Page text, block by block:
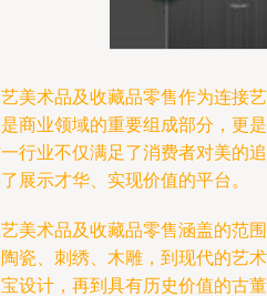
美术品及收藏品零售作为连接
商业领域的重要组成部分，更
行业不仅满足了消费者对美的
展示才华、实现价值的平台。
美术品及收藏品零售涵盖的范
瓷、刺绣、木雕，到现代的艺
设计，再到具有历史价值的古